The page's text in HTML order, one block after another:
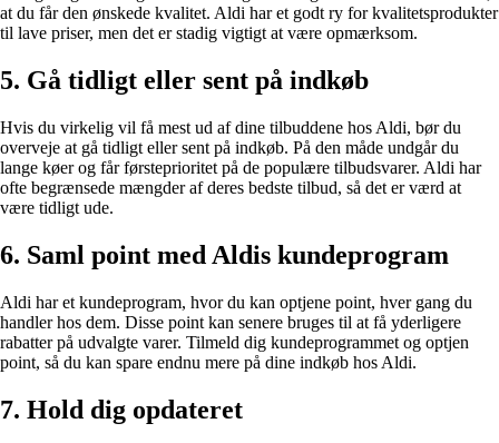
at du får den ønskede kvalitet. Aldi har et godt ry for kvalitetsprodukter
til lave priser, men det er stadig vigtigt at være opmærksom.
5. Gå tidligt eller sent på indkøb
Hvis du virkelig vil få mest ud af dine tilbuddene hos Aldi, bør du
overveje at gå tidligt eller sent på indkøb. På den måde undgår du
lange køer og får førsteprioritet på de populære tilbudsvarer. Aldi har
ofte begrænsede mængder af deres bedste tilbud, så det er værd at
være tidligt ude.
6. Saml point med Aldis kundeprogram
Aldi har et kundeprogram, hvor du kan optjene point, hver gang du
handler hos dem. Disse point kan senere bruges til at få yderligere
rabatter på udvalgte varer. Tilmeld dig kundeprogrammet og optjen
point, så du kan spare endnu mere på dine indkøb hos Aldi.
7. Hold dig opdateret